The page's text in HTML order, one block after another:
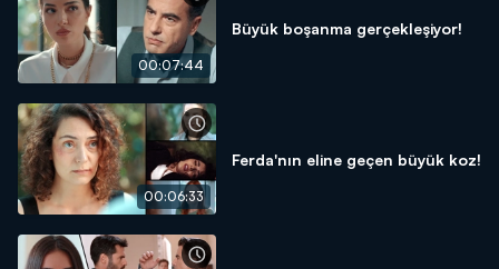
00:07:44
Büyük boşanma gerçekleşiyor!
00:06:33
Ferda'nın eline geçen büyük koz!